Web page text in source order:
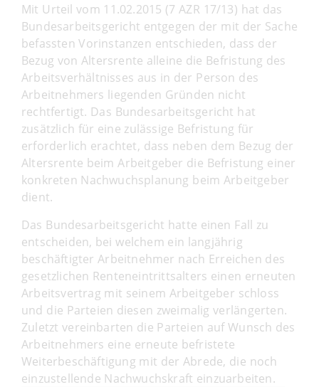
Mit Urteil vom 11.02.2015 (7 AZR 17/13) hat das
Bundesarbeitsgericht entgegen der mit der Sache
befassten Vorinstanzen entschieden, dass der
Bezug von Altersrente alleine die Befristung des
Arbeitsverhältnisses aus in der Person des
Arbeitnehmers liegenden Gründen nicht
rechtfertigt. Das Bundesarbeitsgericht hat
zusätzlich für eine zulässige Befristung für
erforderlich erachtet, dass neben dem Bezug der
Altersrente beim Arbeitgeber die Befristung einer
konkreten Nachwuchsplanung beim Arbeitgeber
dient.
Das Bundesarbeitsgericht hatte einen Fall zu
entscheiden, bei welchem ein langjährig
beschäftigter Arbeitnehmer nach Erreichen des
gesetzlichen Renteneintrittsalters einen erneuten
Arbeitsvertrag mit seinem Arbeitgeber schloss
und die Parteien diesen zweimalig verlängerten.
Zuletzt vereinbarten die Parteien auf Wunsch des
Arbeitnehmers eine erneute befristete
Weiterbeschäftigung mit der Abrede, die noch
einzustellende Nachwuchskraft einzuarbeiten.